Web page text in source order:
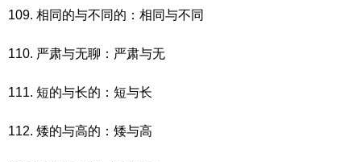
109. 相同的与不同的：相同与不同
110. 严肃与无聊：严肃与无
111. 短的与长的：短与长
112. 矮的与高的：矮与高